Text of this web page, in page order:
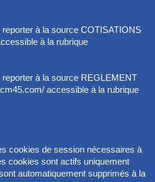
reporter à la source COTISATIONS
à la rubrique
reporter à la source REGLEMENT
accessible à la rubrique
cookies de session nécessaires à
cookies sont actifs uniquement
automatiquement supprimés à la